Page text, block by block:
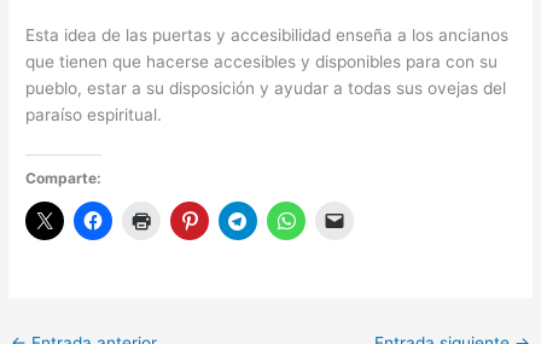
Esta idea de las puertas y accesibilidad enseña a los ancianos
que tienen que hacerse accesibles y disponibles para con su
pueblo, estar a su disposición y ayudar a todas sus ovejas del
paraíso espiritual.
Comparte: